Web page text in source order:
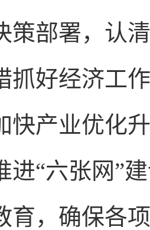
策部署，认
抓好经济工
快产业优化
进“六张网”
育，确保各